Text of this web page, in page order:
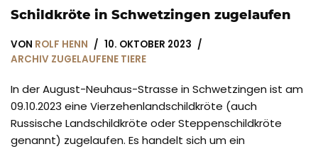
Schildkröte in Schwetzingen zugelaufen
VON ROLF HENN
10. OKTOBER 2023
ARCHIV ZUGELAUFENE TIERE
In der August-Neuhaus-Strasse in Schwetzingen ist am
09.10.2023 eine Vierzehenlandschildkröte (auch
Russische Landschildkröte oder Steppenschildkröte
genannt) zugelaufen. Es handelt sich um ein